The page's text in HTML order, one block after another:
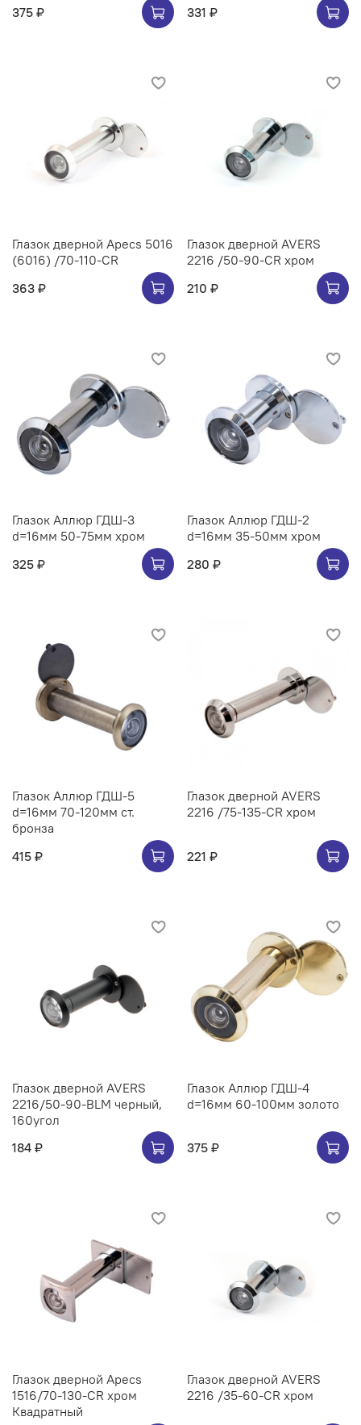
375 ₽
331 ₽
Глазок дверной Apecs 5016
(6016) /70-110-CR
363 ₽
Глазок дверной AVERS
2216 /50-90-CR хром
210 ₽
Глазок Аллюр ГДШ-3
d=16мм 50-75мм хром
325 ₽
Глазок Аллюр ГДШ-2
d=16мм 35-50мм хром
280 ₽
Глазок Аллюр ГДШ-5
d=16мм 70-120мм ст.
бронза
415 ₽
Глазок дверной AVERS
2216 /75-135-CR хром
221 ₽
Глазок дверной AVERS
2216/50-90-BLM черный,
160угол
184 ₽
Глазок Аллюр ГДШ-4
d=16мм 60-100мм золото
375 ₽
Глазок дверной Apecs
1516/70-130-CR хром
Квадратный
Глазок дверной AVERS
2216 /35-60-CR хром